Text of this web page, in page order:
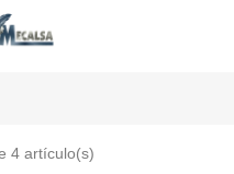
4 artículo(s)